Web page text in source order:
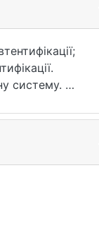
систему.